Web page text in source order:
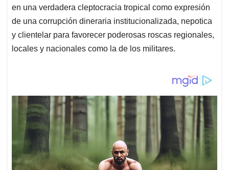
en una verdadera cleptocracia tropical como expresión
de una corrupción dineraria institucionalizada, nepotica
y clientelar para favorecer poderosas roscas regionales,
locales y nacionales como la de los militares.